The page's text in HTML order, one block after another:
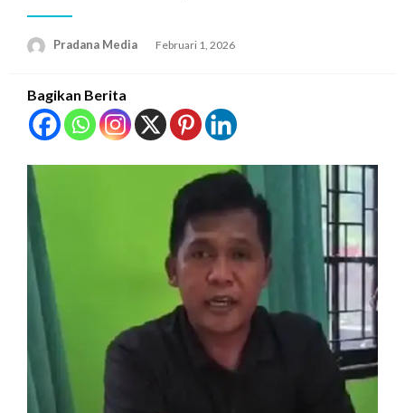
Pradana Media Februari 1, 2026
Bagikan Berita